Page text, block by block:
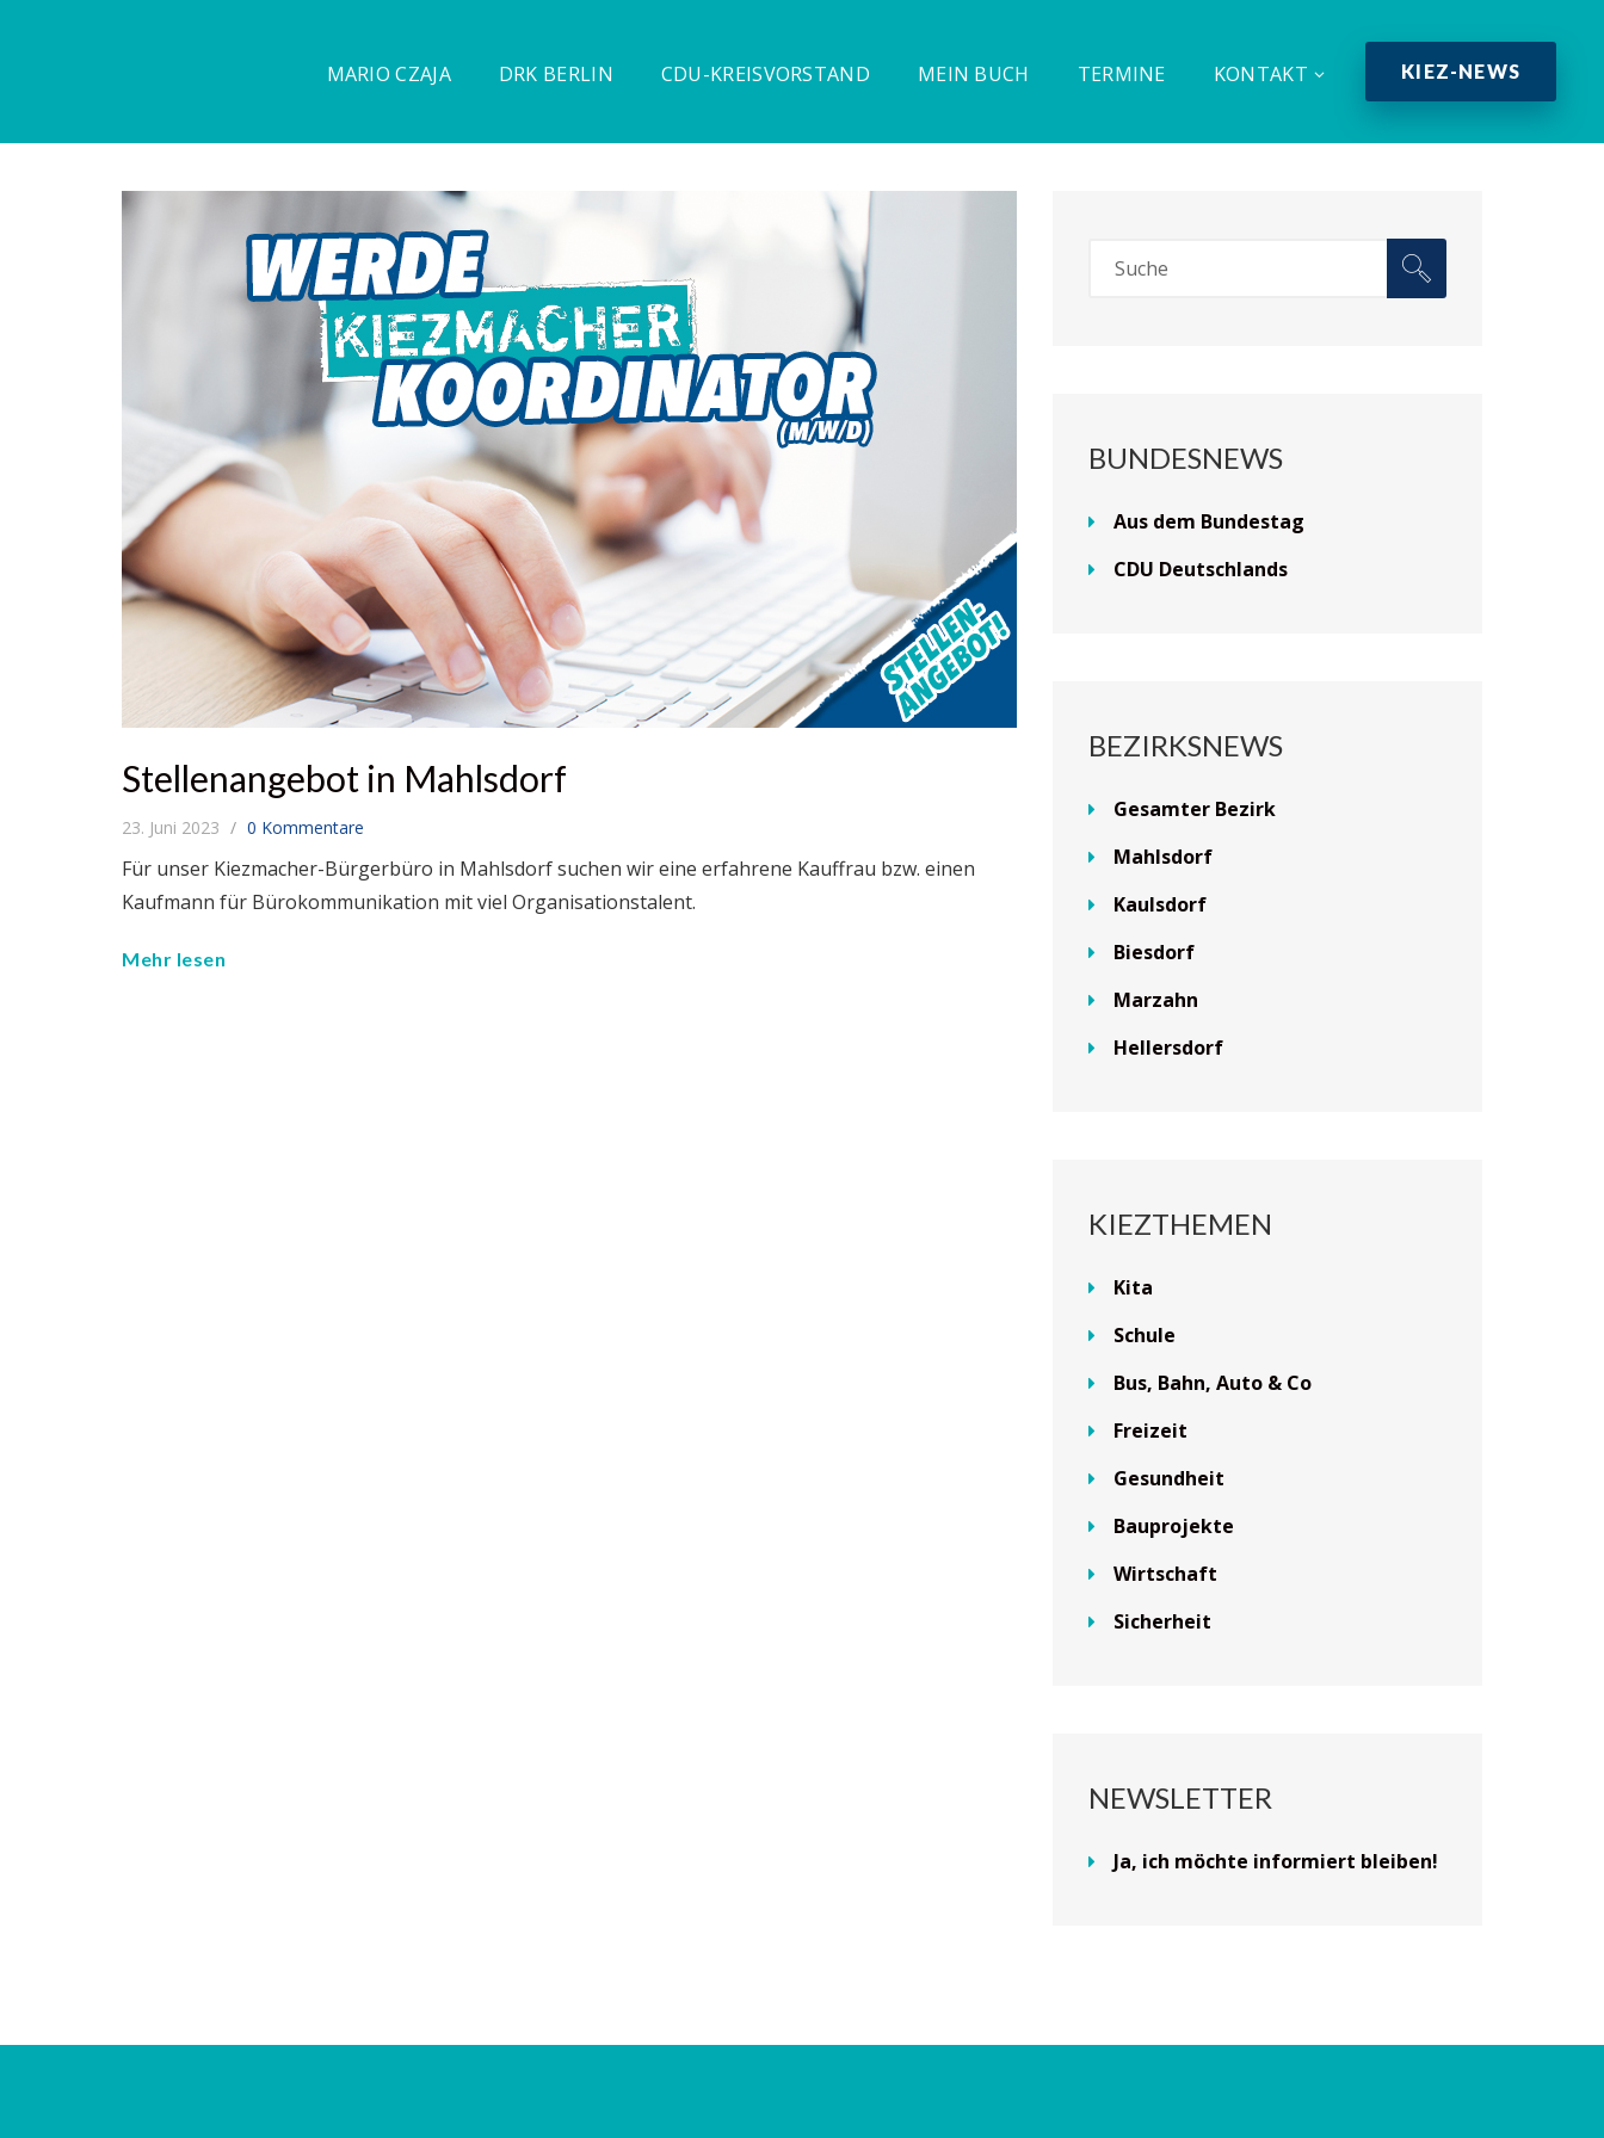
MARIO CZAJA DRK BERLIN CDU-KREISVORSTAND MEIN BUCH TERMINE KONTAKT KIEZ-NEWS
Stellenangebot in Mahlsdorf
23. Juni 2023 0 Kommentare
Für unser Kiezmacher-Bürgerbüro in Mahlsdorf suchen wir eine erfahrene Kauffrau bzw. einen
Kaufmann für Bürokommunikation mit viel Organisationstalent.
Mehr lesen
BUNDESNEWS
Aus dem Bundestag
CDU Deutschlands
BEZIRKSNEWS
Gesamter Bezirk
Mahlsdorf
Kaulsdorf
Biesdorf
Marzahn
Hellersdorf
KIEZTHEMEN
Kita
Schule
Bus, Bahn, Auto & Co
Freizeit
Gesundheit
Bauprojekte
Wirtschaft
Sicherheit
NEWSLETTER
Ja, ich möchte informiert bleiben!